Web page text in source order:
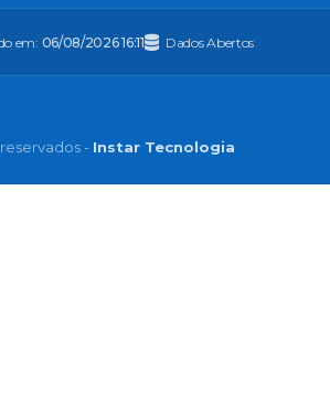
em: 06/08/2026 16:11 Dados Abertos
- Instar Tecnologia